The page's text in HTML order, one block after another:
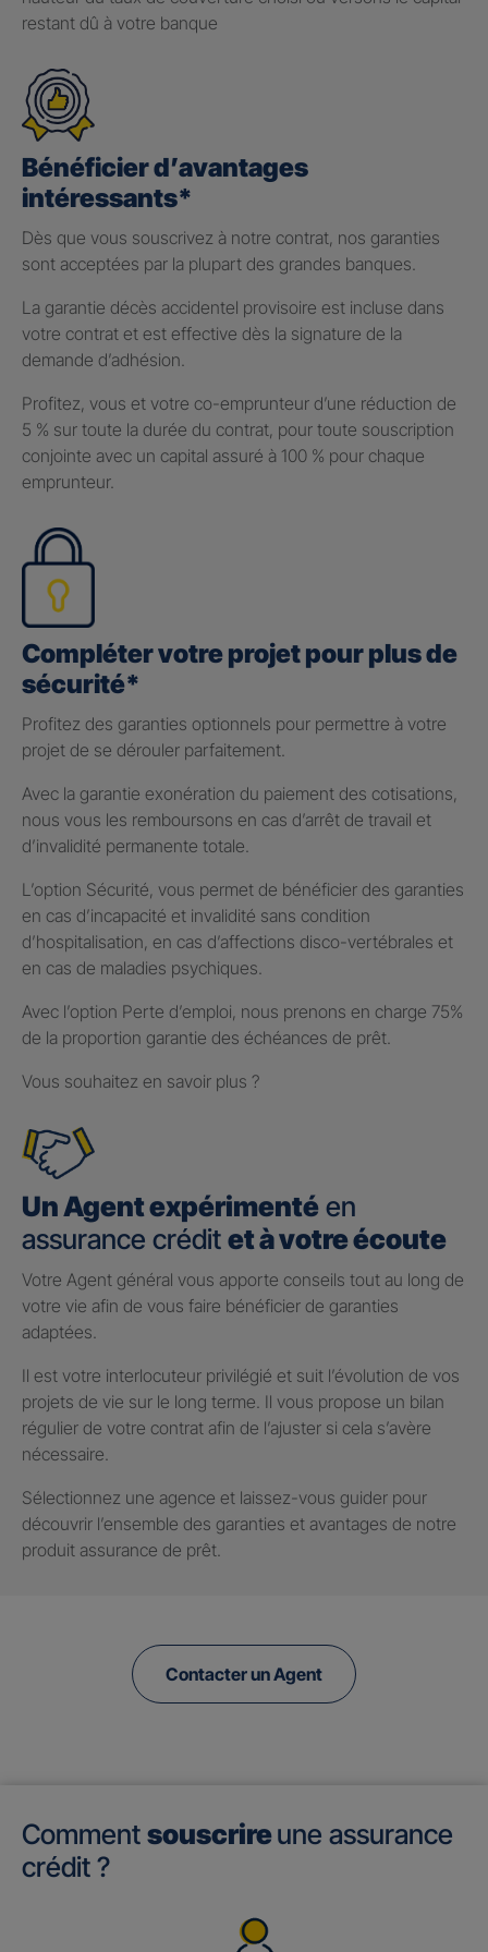
restant dû à votre banque
Bénéficier d’avantages
intéressants*
Dès que vous souscrivez à notre contrat, nos garanties
sont acceptées par la plupart des grandes banques.
La garantie décès accidentel provisoire est incluse dans
votre contrat et est effective dès la signature de la
demande d’adhésion.
Profitez, vous et votre co-emprunteur d’une réduction de
5 % sur toute la durée du contrat, pour toute souscription
conjointe avec un capital assuré à 100 % pour chaque
emprunteur.
Compléter votre projet pour plus de
sécurité*
Profitez des garanties optionnels pour permettre à votre
projet de se dérouler parfaitement.
Avec la garantie exonération du paiement des cotisations,
nous vous les remboursons en cas d’arrêt de travail et
d’invalidité permanente totale.
L’option Sécurité, vous permet de bénéficier des garanties
en cas d’incapacité et invalidité sans condition
d’hospitalisation, en cas d’affections disco-vertébrales et
en cas de maladies psychiques.
Avec l’option Perte d’emploi, nous prenons en charge 75%
de la proportion garantie des échéances de prêt.
Vous souhaitez en savoir plus ?
Un Agent expérimenté en
assurance crédit et à votre écoute
Votre Agent général vous apporte conseils tout au long de
votre vie afin de vous faire bénéficier de garanties
adaptées.
Il est votre interlocuteur privilégié et suit l’évolution de vos
projets de vie sur le long terme. Il vous propose un bilan
régulier de votre contrat afin de l’ajuster si cela s’avère
nécessaire.
Sélectionnez une agence et laissez-vous guider pour
découvrir l’ensemble des garanties et avantages de notre
produit assurance de prêt.
Contacter un Agent
Comment souscrireune assurance
crédit ?